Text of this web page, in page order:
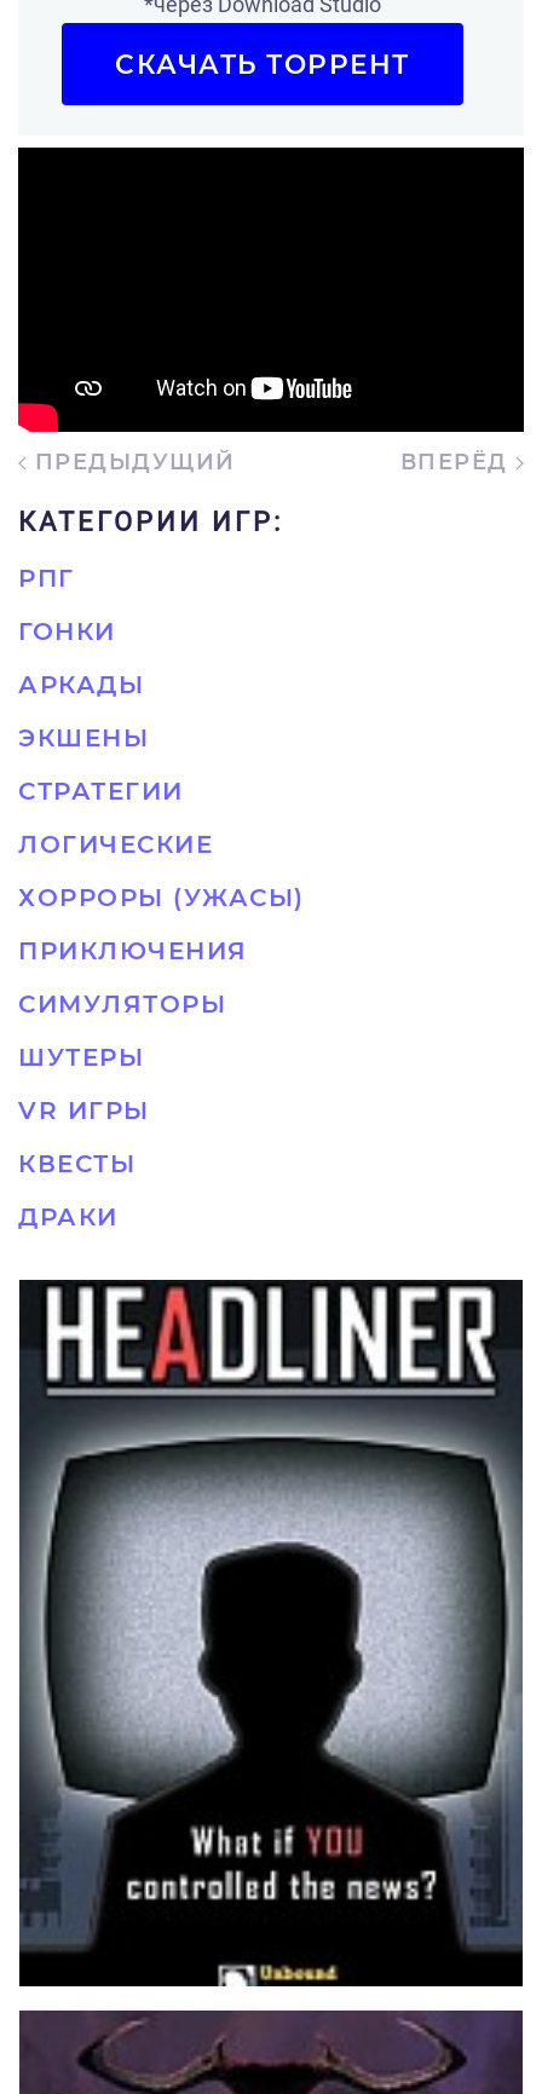
СКАЧАТЬ ТОРРЕНТ
ПРЕДЫДУЩИЙ ВПЕРЁД
КАТЕГОРИИ ИГР:
РПГ
ГОНКИ
АРКАДЫ
ЭКШЕНЫ
СТРАТЕГИИ
ЛОГИЧЕСКИЕ
ХОРРОРЫ (УЖАСЫ)
ПРИКЛЮЧЕНИЯ
СИМУЛЯТОРЫ
ШУТЕРЫ
VR ИГРЫ
КВЕСТЫ
ДРАКИ